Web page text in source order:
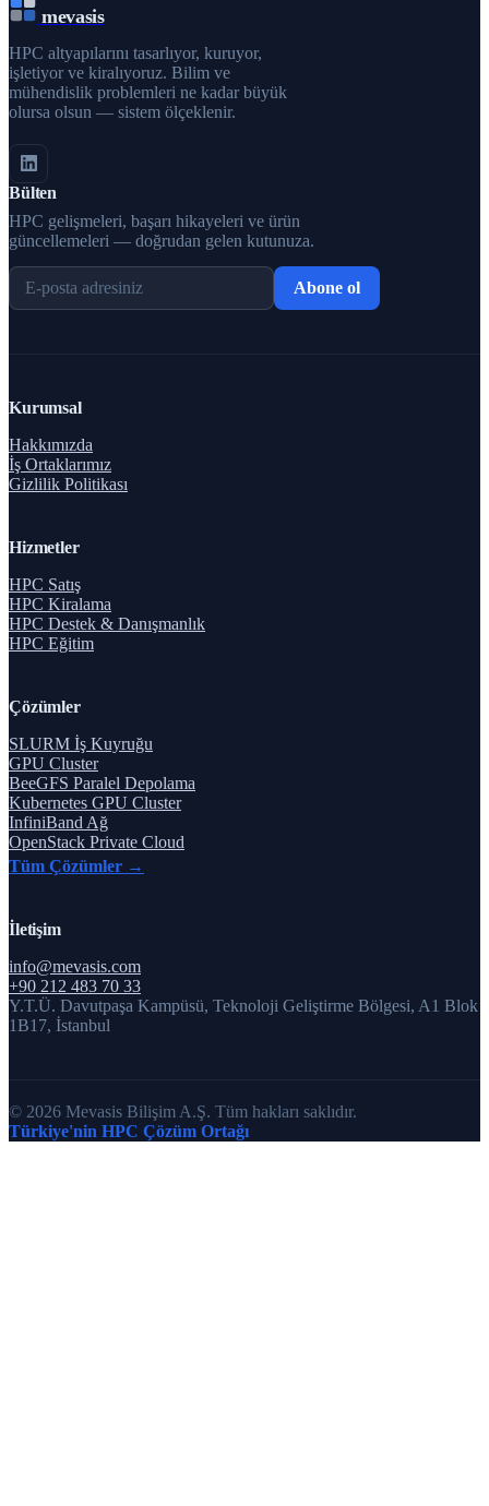
mevasis
HPC altyapılarını tasarlıyor, kuruyor,
işletiyor ve kiralıyoruz. Bilim ve
mühendislik problemleri ne kadar büyük
olursa olsun — sistem ölçeklenir.
Bülten
HPC gelişmeleri, başarı hikayeleri ve ürün
güncellemeleri — doğrudan gelen kutunuza.
Abone ol
Kurumsal
Hakkımızda
İş Ortaklarımız
Gizlilik Politikası
Hizmetler
HPC Satış
HPC Kiralama
HPC Destek & Danışmanlık
HPC Eğitim
Çözümler
SLURM İş Kuyruğu
GPU Cluster
BeeGFS Paralel Depolama
Kubernetes GPU Cluster
InfiniBand Ağ
OpenStack Private Cloud
Tüm Çözümler →
İletişim
info@mevasis.com
+90 212 483 70 33
Y.T.Ü. Davutpaşa Kampüsü, Teknoloji Geliştirme Bölgesi, A1 Blok
1B17, İstanbul
© 2026 Mevasis Bilişim A.Ş. Tüm hakları saklıdır.
Türkiye'nin HPC Çözüm Ortağı